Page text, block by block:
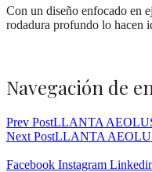
Con un diseño enfocado en
rodadura profundo lo hacen
Navegación de
Prev PostLLANTA
Next PostLLANTA
Facebook Instagram